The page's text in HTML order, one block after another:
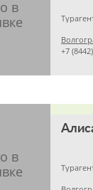
+7